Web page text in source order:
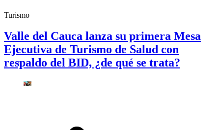
Turismo
Valle del Cauca lanza su primera Mesa
Ejecutiva de Turismo de Salud con
respaldo del BID, ¿de qué se trata?